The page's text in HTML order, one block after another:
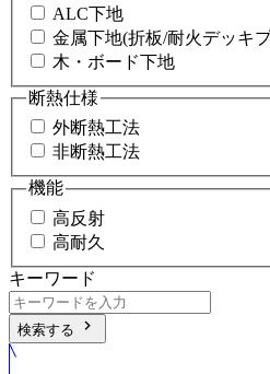
ALC下地
金属下地(折板/耐火デッキ
木・ボード下地
断熱仕様
外断熱工法
非断熱工法
機能
高反射
高耐久
キーワード
検索する chevron_right